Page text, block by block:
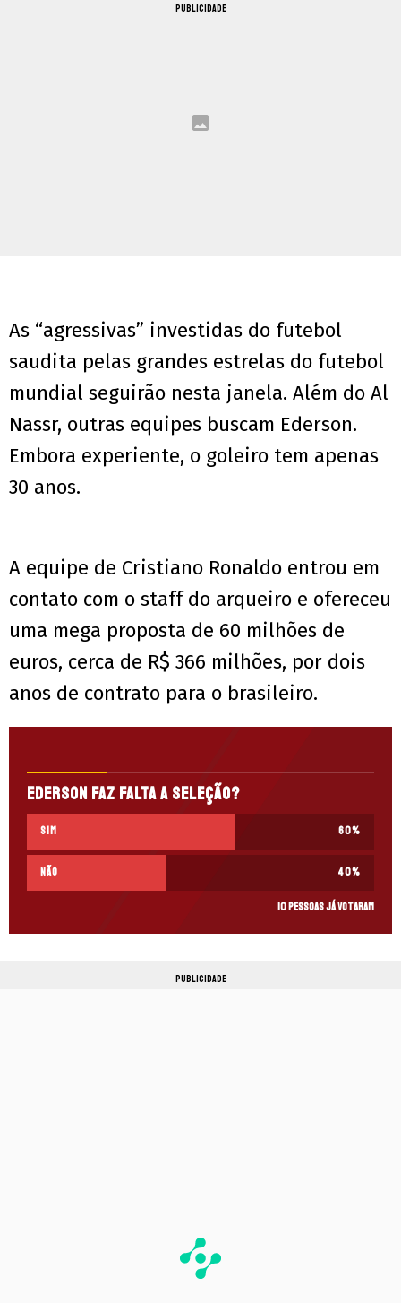
PUBLICIDADE
As “agressivas” investidas do futebol
saudita pelas grandes estrelas do futebol
mundial seguirão nesta janela. Além do Al
Nassr, outras equipes buscam Ederson.
Embora experiente, o goleiro tem apenas
30 anos.
A equipe de Cristiano Ronaldo entrou em
contato com o staff do arqueiro e ofereceu
uma mega proposta de 60 milhões de
euros, cerca de R$ 366 milhões, por dois
anos de contrato para o brasileiro.
Ederson faz falta a Seleção?
Sim 60%
Não 40%
10 pessoas já votaram
PUBLICIDADE